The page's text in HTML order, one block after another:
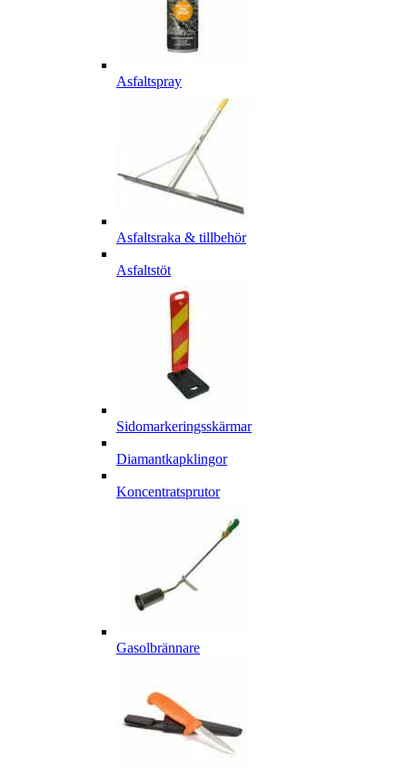
Asfaltspray
Asfaltsraka & tillbehör
Asfaltstöt
Sidomarkeringsskärmar
Diamantkapklingor
Koncentratsprutor
Gasolbrännare